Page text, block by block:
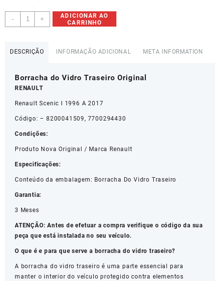
-
Borracha
Do
Traseiro
Renault
I
-
8200041509
+
ADICIONAR AO
CARRINHO
DESCRIÇÃO INFORMAÇÃO ADICIONAL META INFORMATION
Borracha do Vidro Traseiro Original
RENAULT
Renault Scenic I 1996 A 2017
Código: – 8200041509, 7700294430
Condições:
Produto Nova Original / Marca Renault
Especificações:
Conteúdo da embalagem: Borracha Do Vidro Traseiro
Garantia:
3 Meses
ATENÇÃO: Antes de efetuar a compra verifique o código da sua
peça que está instalada no seu veículo.
O que é e para que serve a borracha do vidro traseiro?
A borracha do vidro traseiro é uma parte essencial para
manter o interior do veículo protegido contra elementos